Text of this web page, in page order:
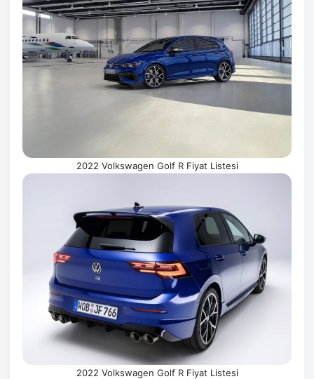
2022 Volkswagen Golf R Fiyat Listesi
2022 Volkswagen Golf R Fiyat Listesi